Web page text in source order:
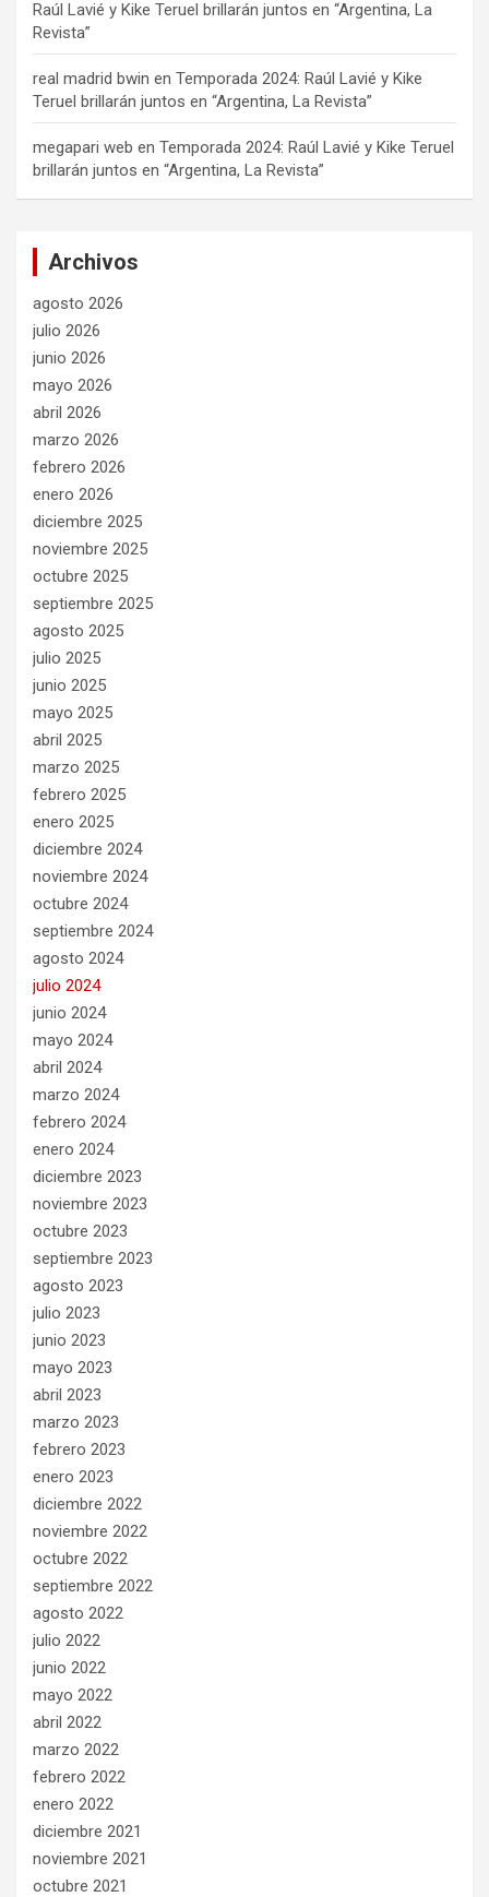
Raúl Lavié y Kike Teruel brillarán juntos en “Argentina, La
Revista”
real madrid bwin en Temporada 2024: Raúl Lavié y Kike
Teruel brillarán juntos en “Argentina, La Revista”
megapari web en Temporada 2024: Raúl Lavié y Kike Teruel
brillarán juntos en “Argentina, La Revista”
Archivos
agosto 2026
julio 2026
junio 2026
mayo 2026
abril 2026
marzo 2026
febrero 2026
enero 2026
diciembre 2025
noviembre 2025
octubre 2025
septiembre 2025
agosto 2025
julio 2025
junio 2025
mayo 2025
abril 2025
marzo 2025
febrero 2025
enero 2025
diciembre 2024
noviembre 2024
octubre 2024
septiembre 2024
agosto 2024
julio 2024
junio 2024
mayo 2024
abril 2024
marzo 2024
febrero 2024
enero 2024
diciembre 2023
noviembre 2023
octubre 2023
septiembre 2023
agosto 2023
julio 2023
junio 2023
mayo 2023
abril 2023
marzo 2023
febrero 2023
enero 2023
diciembre 2022
noviembre 2022
octubre 2022
septiembre 2022
agosto 2022
julio 2022
junio 2022
mayo 2022
abril 2022
marzo 2022
febrero 2022
enero 2022
diciembre 2021
noviembre 2021
octubre 2021